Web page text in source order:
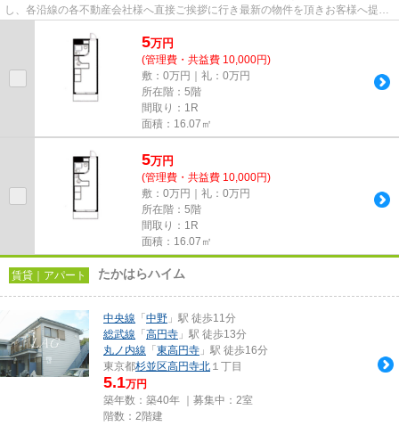
し、各沿線の各不動産会社様へ直接ご挨拶に行き最新の物件を頂きお客様へ提供
5万円
(管理費・共益費 10,000円)
敷：0万円｜礼：0万円
所在階：5階
間取り：1R
面積：16.07㎡
5万円
(管理費・共益費 10,000円)
敷：0万円｜礼：0万円
所在階：5階
間取り：1R
面積：16.07㎡
賃貸｜アパート たかはらハイム
中央線 「 中野 」駅 徒歩11分
総武線 「 高円寺 」駅 徒歩13分
丸ノ内線 「 東高円寺 」駅 徒歩16分
東京都杉並区高円寺北 １丁目
5.1万円
築年数：築40年 ｜募集中： 2室
階数：2階建